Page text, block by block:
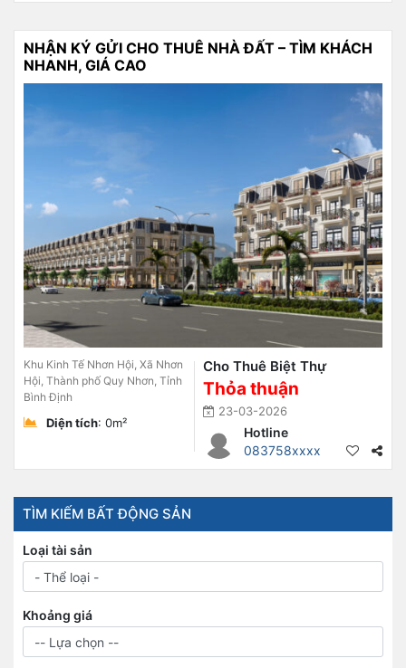
NHẬN KÝ GỬI CHO THUÊ NHÀ ĐẤT – TÌM KHÁCH
NHANH, GIÁ CAO
Khu Kinh Tế Nhơn Hội, Xã Nhơn
Hội, Thành phố Quy Nhơn, Tỉnh
Bình Định
Diện tích: 0m²
Cho Thuê Biệt Thự
Thỏa thuận
23-03-2026
Hotline
083758xxxx
TÌM KIẾM BẤT ĐỘNG SẢN
Loại tài sản
Khoảng giá